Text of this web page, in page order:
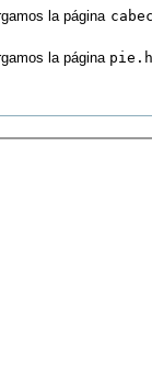
la página
la página